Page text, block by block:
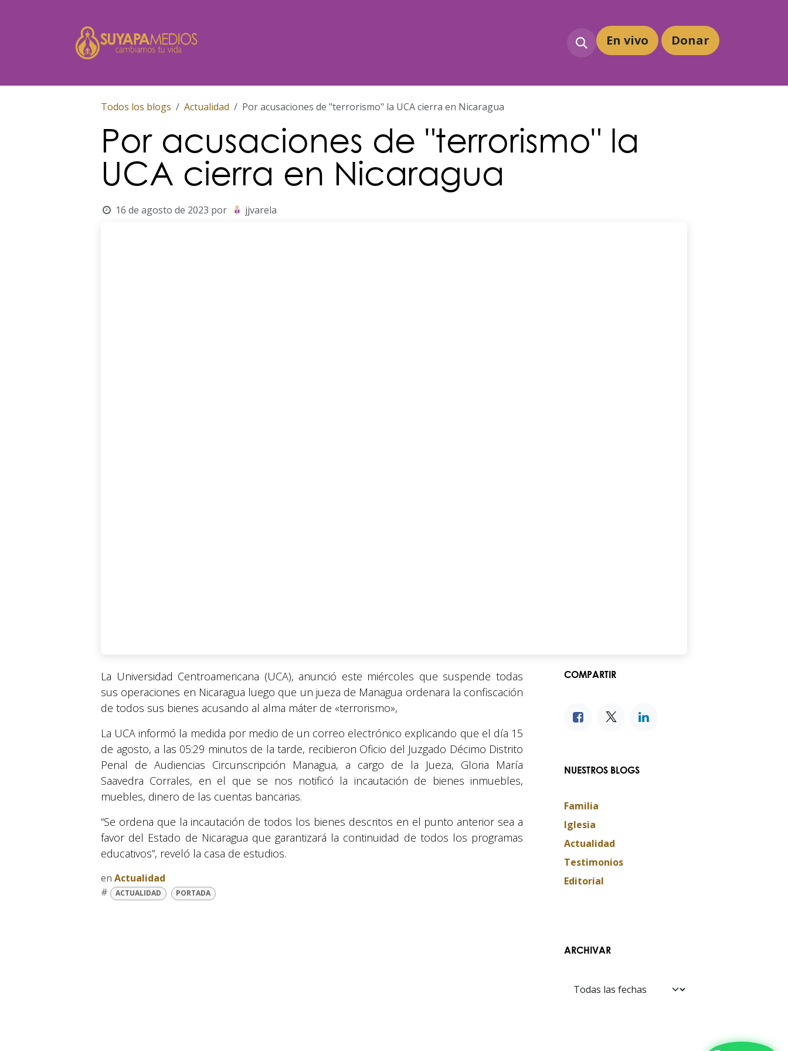
En vivo Donar
Todos los blogs Actualidad Por acusaciones de "terrorismo" la UCA cierra en Nicaragua
Por acusaciones de "terrorismo" la
UCA cierra en Nicaragua
16 de agosto de 2023 por jjvarela
La Universidad Centroamericana (UCA), anunció este miércoles que suspende todas
sus operaciones en Nicaragua luego que un jueza de Managua ordenara la confiscación
de todos sus bienes acusando al alma máter de «terrorismo»,
La UCA informó la medida por medio de un correo electrónico explicando que el día 15
de agosto, a las 05:29 minutos de la tarde, recibieron Oficio del Juzgado Décimo Distrito
Penal de Audiencias Circunscripción Managua, a cargo de la Jueza, Gloria María
Saavedra Corrales, en el que se nos notificó la incautación de bienes inmuebles,
muebles, dinero de las cuentas bancarias.
“Se ordena que la incautación de todos los bienes descritos en el punto anterior sea a
favor del Estado de Nicaragua que garantizará la continuidad de todos los programas
educativos”, reveló la casa de estudios.
en Actualidad
#
ACTUALIDAD PORTADA
COMPARTIR
NUESTROS BLOGS
Familia
Iglesia
Actualidad
Testimonios
Editorial
ARCHIVAR